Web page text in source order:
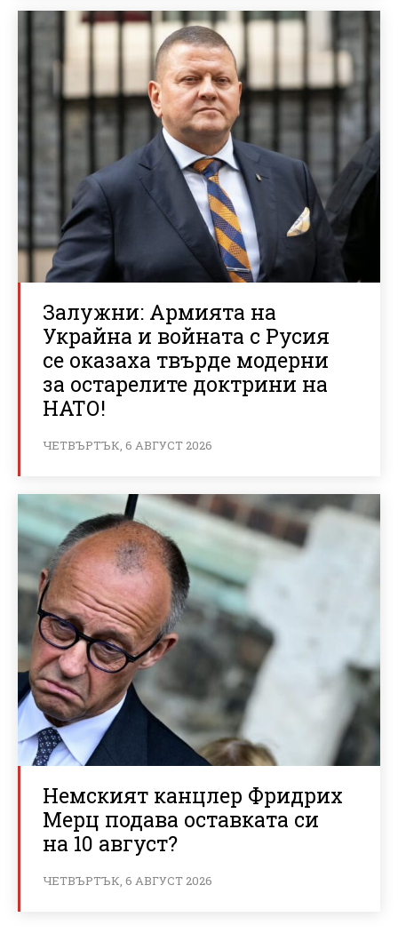
Залужни: Армията на
Украйна и войната с Русия
се оказаха твърде модерни
за остарелите доктрини на
НАТО!
ЧЕТВЪРТЪК, 6 АВГУСТ 2026
Немският канцлер Фридрих
Мерц подава оставката си
на 10 август?
ЧЕТВЪРТЪК, 6 АВГУСТ 2026